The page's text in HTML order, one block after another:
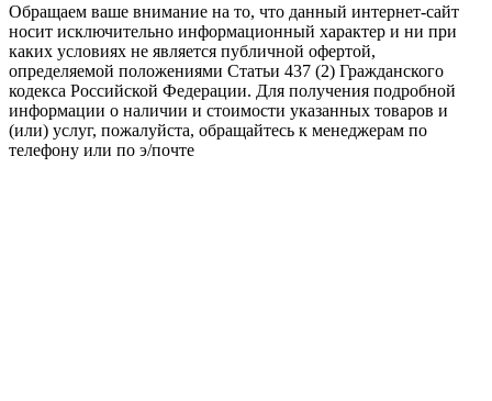
Обращаем ваше внимание на то, что данный интернет-сайт
носит исключительно информационный характер и ни при
каких условиях не является публичной офертой,
определяемой положениями Статьи 437 (2) Гражданского
кодекса Российской Федерации. Для получения подробной
информации о наличии и стоимости указанных товаров и
(или) услуг, пожалуйста, обращайтесь к менеджерам по
телефону или по э/почте